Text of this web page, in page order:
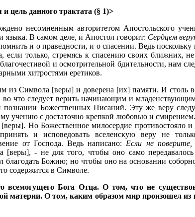
цель данного трактата (§ 1)>
несомненным авторитетом Апостольского
языка. В самом деле, и Апостол говорит: Сердцем
и о праведности, и о спасении. Ведь
если только, стремясь к спасению своих ближних,
и осмотрительной бдительности, нам
хитростями еретиков.
из Символа [веры] и доверена [их] памяти. И столь
во что следует верить начинающим и
Божественных Писаний. Эту же веру
учению с достаточно крепкой любовью и
Но Божественное милосердие противостояло и
и исповедовать вселенскую веру не
от Господа. Ведь написано: Если не поверите,
[веры], - не для того, чтобы оно само
благодать Божию; но чтобы оно на основании
содержится в Символе.
Бога Отца. О том, что не
материи. О том, каким образом мир произошел из